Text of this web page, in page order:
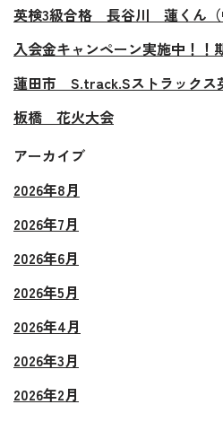
英検3級合格 長谷川 蓮くん（
入会金キャンペーン実施中！
蓮田市 S.track.Sストラックス
板橋 花火大会
アーカイブ
2026年8月
2026年7月
2026年6月
2026年5月
2026年4月
2026年3月
2026年2月